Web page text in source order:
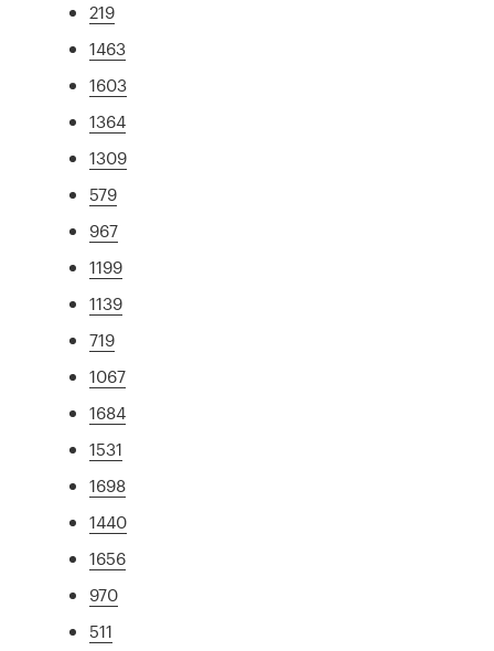
219
1463
1603
1364
1309
579
967
1199
1139
719
1067
1684
1531
1698
1440
1656
970
511